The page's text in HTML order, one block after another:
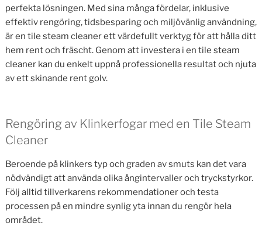
perfekta lösningen. Med sina många fördelar, inklusive
effektiv rengöring, tidsbesparing och miljövänlig användning,
är en tile steam cleaner ett värdefullt verktyg för att hålla ditt
hem rent och fräscht. Genom att investera i en tile steam
cleaner kan du enkelt uppnå professionella resultat och njuta
av ett skinande rent golv.
Rengöring av Klinkerfogar med en Tile Steam
Cleaner
Beroende på klinkers typ och graden av smuts kan det vara
nödvändigt att använda olika ångintervaller och tryckstyrkor.
Följ alltid tillverkarens rekommendationer och testa
processen på en mindre synlig yta innan du rengör hela
området.